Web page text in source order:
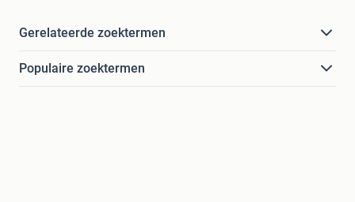
Gerelateerde zoektermen
Populaire zoektermen